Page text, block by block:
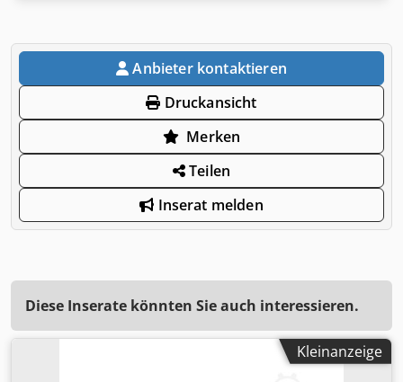
Anbieter kontaktieren
Druckansicht
Merken
Teilen
Inserat melden
Diese Inserate könnten Sie auch interessieren.
Kleinanzeige